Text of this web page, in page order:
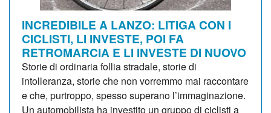
INCREDIBILE A LANZO: LITIGA CON I
CICLISTI, LI INVESTE, POI FA
RETROMARCIA E LI INVESTE DI NUOVO
Storie di ordinaria follia stradale, storie di
intolleranza, storie che non vorremmo mai raccontare
e che, purtroppo, spesso superano l’immaginazione.
Un automobilista ha investito un gruppo di ciclisti a